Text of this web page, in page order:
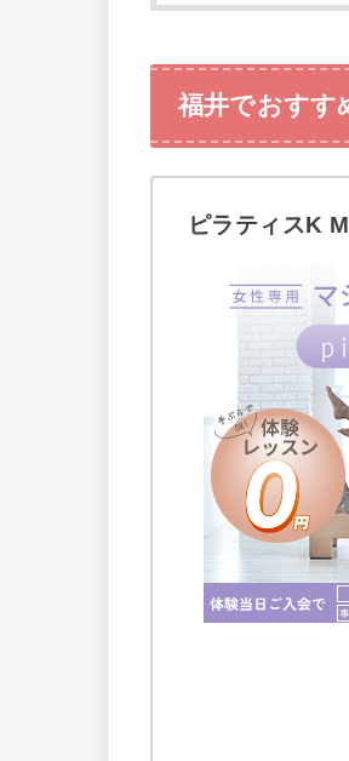
福井でおすす
ピラティスK